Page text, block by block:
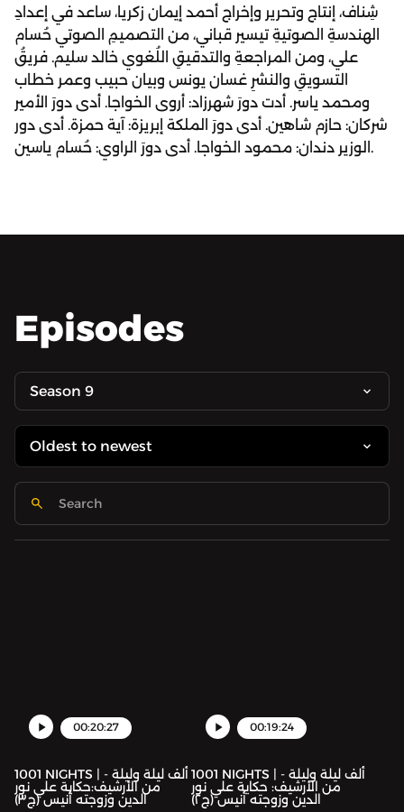
شِناف، إنتاج وتحرير وإخراج أحمد إيمان زكريا، ساعد في إعدادِ
الهندسةِ الصوتيةِ تيسير قباني، من التصميمِ الصوتي حُسام
علي، ومن المراجعةِ والتدقيقِ اللُغوي خالد سليم. فريقُ
التسويقِ والنشرِ غسان يونس وبيان حبيب وعمر خطاب
ومحمد ياسر. أدت دورَ شهرزاد: أروى الخواجا. أدى دورَ الأمير
شركان: حازم شاهين. أدى دورَ الملكة إبريزة: آية حمزة. أدى دور
الوزير دندان: محمود الخواجا. أدى دورَ الراوي: حُسام ياسين.
Episodes
Season 9
00:20:27
1001 NIGHTS | ألف ليلة وليلة -
من الأرشيف:حكاية علي نور
الدين وزوجته أنيس (ج٣)
00:19:24
1001 NIGHTS | ألف ليلة وليلة -
من الأرشيف: حكاية علي نور
الدين وزوجته أنيس (ج٢)